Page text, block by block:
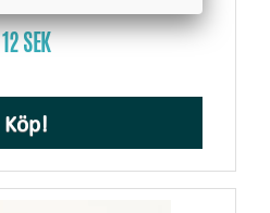
12 SEK
Köp!